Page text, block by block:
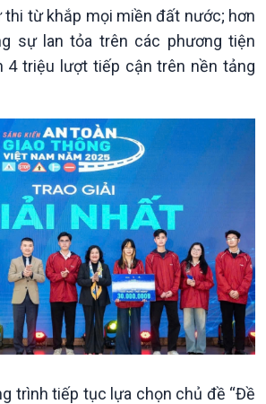
thi từ khắp mọi miền đất nước; hơn
sự lan tỏa trên các phương tiện
4 triệu lượt tiếp cận trên nền tảng
trình tiếp tục lựa chọn chủ đề “Đề